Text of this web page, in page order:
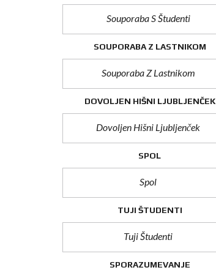
Souporaba S Študenti
SOUPORABA Z LASTNIKOM
Souporaba Z Lastnikom
DOVOLJEN HIŠNI LJUBLJENČEK
Dovoljen Hišni Ljubljenček
SPOL
Spol
TUJI ŠTUDENTI
Tuji Študenti
SPORAZUMEVANJE